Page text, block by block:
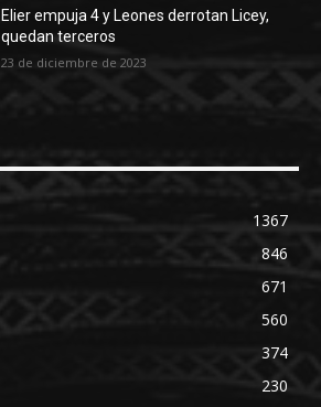
Elier empuja 4 y Leones derrotan Licey,
quedan terceros
23 de diciembre de 2023
1367
846
671
560
374
230